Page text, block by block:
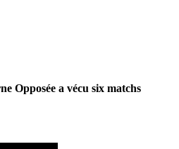
Opposée a vécu six matchs